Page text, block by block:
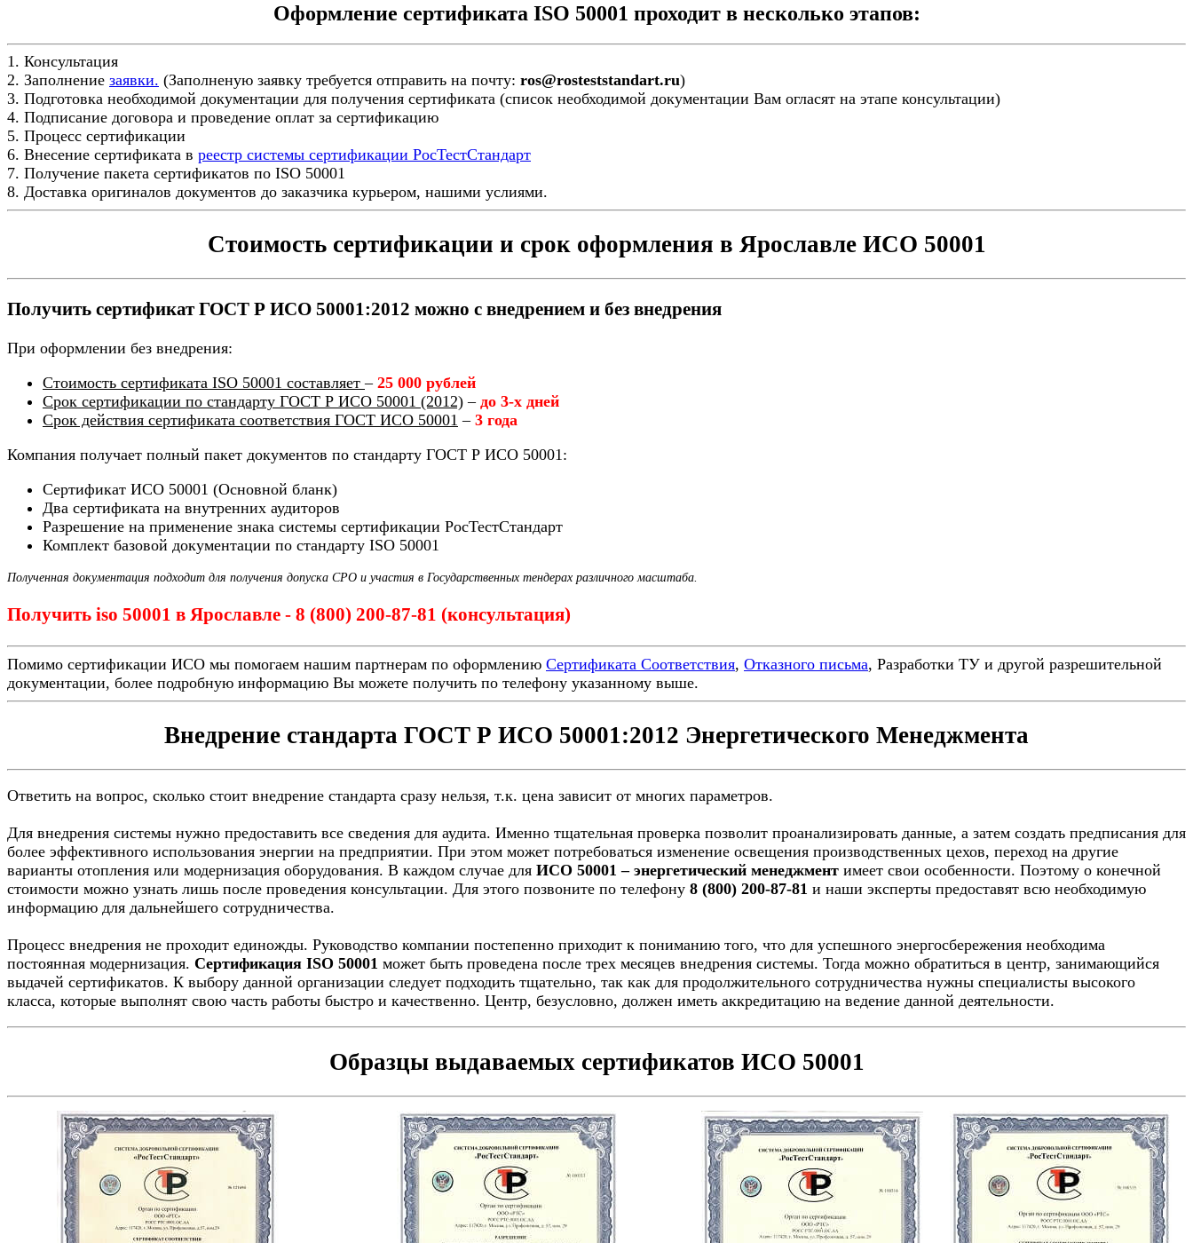
Оформление сертификата ISO 50001 проходит в несколько этапов:
1. Консультация
2. Заполнение заявки. (Заполненую заявку требуется отправить на почту: ros@rosteststandart.ru)
3. Подготовка необходимой документации для получения сертификата (список необходимой документации Вам огласят на этапе консультации)
4. Подписание договора и проведение оплат за сертификацию
5. Процесс сертификации
6. Внесение сертификата в реестр системы сертификации РосТестСтандарт
7. Получение пакета сертификатов по ISO 50001
8. Доставка оригиналов документов до заказчика курьером, нашими услиями.
Стоимость сертификации и срок оформления в Ярославле ИСО 50001
Получить сертификат ГОСТ Р ИСО 50001:2012 можно с внедрением и без внедрения
При оформлении без внедрения:
Стоимость сертификата ISO 50001 составляет– 25 000 рублей
Срок сертификации по стандарту ГОСТ Р ИСО 50001 (2012) – до 3-х дней
Срок действия сертификата соответствия ГОСТ ИСО 50001 – 3 года
Компания получает полный пакет документов по стандарту ГОСТ Р ИСО 50001:
Сертификат ИСО 50001 (Основной бланк)
Два сертификата на внутренних аудиторов
Разрешение на применение знака системы сертификации РосТестСтандарт
Комплект базовой документации по стандарту ISO 50001
Полученная документация подходит для получения допуска СРО и участия в Государственных тендерах различного масштаба.
Получить iso 50001 в Ярославле - 8 (800) 200-87-81 (консультация)
Помимо сертификации ИСО мы помогаем нашим партнерам по оформлению Сертификата Соответствия, Отказного письма, Разработки ТУ и другой разрешительной
документации, более подробную информацию Вы можете получить по телефону указанному выше.
Внедрение стандарта ГОСТ Р ИСО 50001:2012 Энергетического Менеджмента
Ответить на вопрос, сколько стоит внедрение стандарта сразу нельзя, т.к. цена зависит от многих параметров.
Для внедрения системы нужно предоставить все сведения для аудита. Именно тщательная проверка позволит проанализировать данные, а затем создать предписания для
более эффективного использования энергии на предприятии. При этом может потребоваться изменение освещения производственных цехов, переход на другие
варианты отопления или модернизация оборудования. В каждом случае для ИСО 50001 – энергетический менеджмент имеет свои особенности. Поэтому о конечной
стоимости можно узнать лишь после проведения консультации. Для этого позвоните по телефону 8 (800) 200-87-81 и наши эксперты предоставят всю необходимую
информацию для дальнейшего сотрудничества.
Процесс внедрения не проходит единожды. Руководство компании постепенно приходит к пониманию того, что для успешного энергосбережения необходима
постоянная модернизация. Сертификация ISO 50001 может быть проведена после трех месяцев внедрения системы. Тогда можно обратиться в центр, занимающийся
выдачей сертификатов. К выбору данной организации следует подходить тщательно, так как для продолжительного сотрудничества нужны специалисты высокого
класса, которые выполнят свою часть работы быстро и качественно. Центр, безусловно, должен иметь аккредитацию на ведение данной деятельности.
Образцы выдаваемых сертификатов ИСО 50001